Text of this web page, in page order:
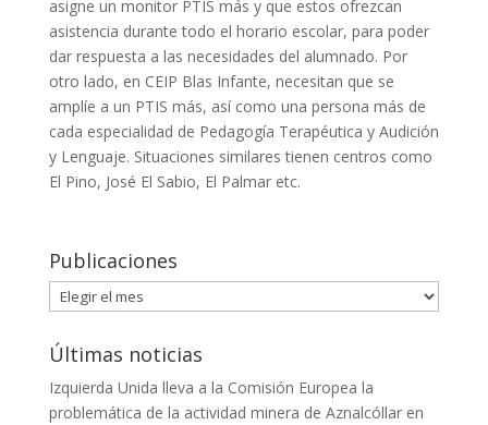
asigne un monitor PTIS más y que estos ofrezcan
asistencia durante todo el horario escolar, para poder
dar respuesta a las necesidades del alumnado. Por
otro lado, en CEIP Blas Infante, necesitan que se
amplíe a un PTIS más, así como una persona más de
cada especialidad de Pedagogía Terapéutica y Audición
y Lenguaje. Situaciones similares tienen centros como
El Pino, José El Sabio, El Palmar etc.
Publicaciones
Publicaciones
Últimas noticias
Izquierda Unida lleva a la Comisión Europea la
problemática de la actividad minera de Aznalcóllar en